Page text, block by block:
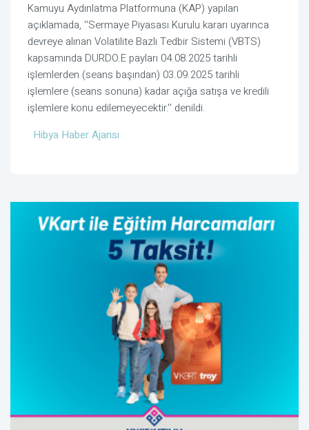
Kamuyu Aydınlatma Platformuna (KAP) yapılan
açıklamada, ''Sermaye Piyasası Kurulu kararı uyarınca
devreye alınan Volatilite Bazlı Tedbir Sistemi (VBTS)
kapsamında DURDO.E payları 04.08.2025 tarihli
işlemlerden (seans başından) 03.09.2025 tarihli
işlemlere (seans sonuna) kadar açığa satışa ve kredili
işlemlere konu edilemeyecektir.'' denildi.
Hibya Haber Ajansı